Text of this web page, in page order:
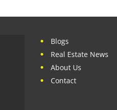
Blogs
Real Estate News
About Us
Contact